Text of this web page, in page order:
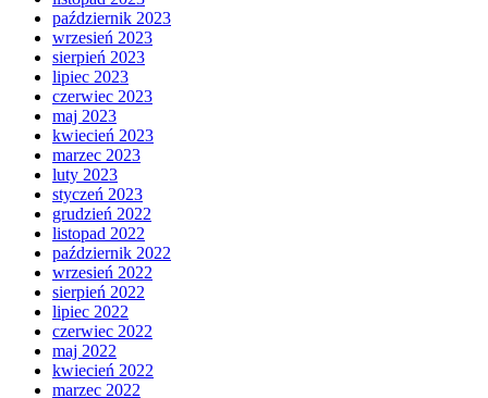
październik 2023
wrzesień 2023
sierpień 2023
lipiec 2023
czerwiec 2023
maj 2023
kwiecień 2023
marzec 2023
luty 2023
styczeń 2023
grudzień 2022
listopad 2022
październik 2022
wrzesień 2022
sierpień 2022
lipiec 2022
czerwiec 2022
maj 2022
kwiecień 2022
marzec 2022